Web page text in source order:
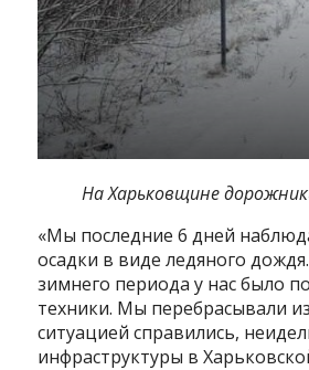
На Харьковщине
«Мы последние 6 дней
осадки в виде ледяного
зимнего периода у нас было
техники. Мы перебрасывали
ситуацией справились,
инфраструктуры в